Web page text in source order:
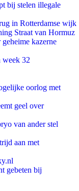
bij stelen illegale
in Rotterdamse wijk
Straat van Hormuz
kazerne
week 32
oorlog met
geel over
van ander stel
aan met
gebeten bij